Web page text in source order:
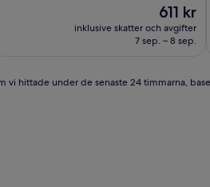
Priset
är
611 kr
611 kr
inklusive skatter och avgifter
7 sep. – 8 sep.
vi hittade under de senaste 24 timmarna,